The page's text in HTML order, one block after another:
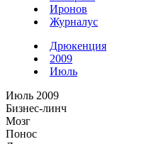
Иронов
Журналус
Дрюкенция
2009
Июль
Июль 2009
Бизнес-линч
Мозг
Понос